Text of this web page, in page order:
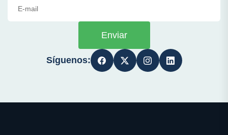
Enviar
Síguenos: